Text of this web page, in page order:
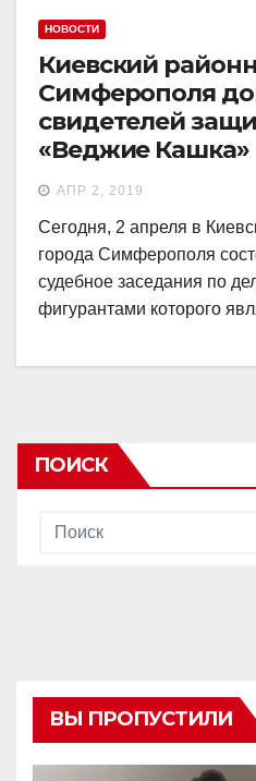
НОВОСТИ
Киевский
Симферополя
свидетелей
«Веджие Кашка»
АПР 2, 2019
Сегодня, 2 апреля в
города Симферополя
судебное заседания по
фигурантами которого
ПОИСК
ВЫ ПРОПУСТИЛИ